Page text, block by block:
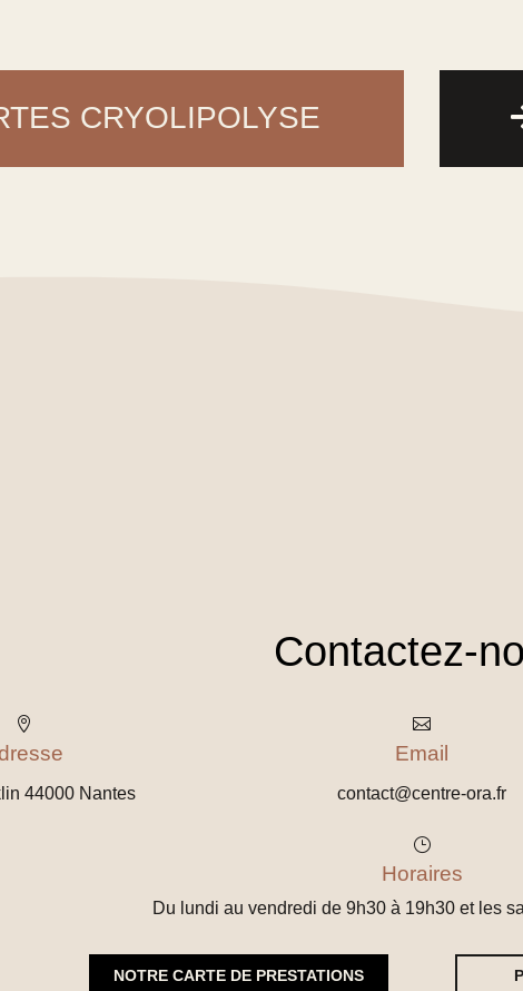
CRYOLIPOLYSE
Contactez-

44000 Nantes

Email
contact@centre-ora.fr
}
Horaires
Du lundi au vendredi de 9h30 à 19h30 et les
NOTRE CARTE DE PRESTATIONS